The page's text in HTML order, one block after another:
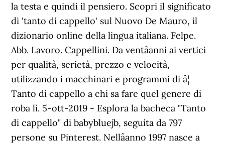
la testa e quindi il pensiero. Scopri il significato
di 'tanto di cappello' sul Nuovo De Mauro, il
dizionario online della lingua italiana. Felpe.
Abb. Lavoro. Cappellini. Da ventâanni ai vertici
per qualità, serietà, prezzo e velocità,
utilizzando i macchinari e programmi di â¦
Tanto di cappello a chi sa fare quel genere di
roba lì. 5-ott-2019 - Esplora la bacheca "Tanto
di cappello" di babybluejb, seguita da 797
persone su Pinterest. Nellâanno 1997 nasce a